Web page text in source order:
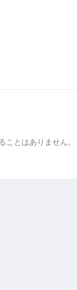
ことはありません。